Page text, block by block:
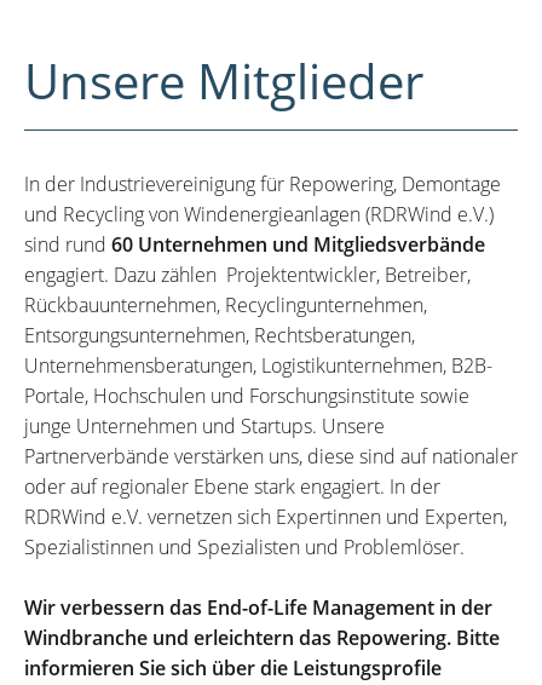
Unsere Mitglieder
In der Industrievereinigung für Repowering, Demontage
und Recycling von Windenergieanlagen (RDRWind e.V.)
sind rund 60 Unternehmen und Mitgliedsverbände
engagiert. Dazu zählen Projektentwickler, Betreiber,
Rückbauunternehmen, Recyclingunternehmen,
Entsorgungsunternehmen, Rechtsberatungen,
Unternehmensberatungen, Logistikunternehmen, B2B-
Portale, Hochschulen und Forschungsinstitute sowie
junge Unternehmen und Startups. Unsere
Partnerverbände verstärken uns, diese sind auf nationaler
oder auf regionaler Ebene stark engagiert. In der
RDRWind e.V. vernetzen sich Expertinnen und Experten,
Spezialistinnen und Spezialisten und Problemlöser.
Wir verbessern das End-of-Life Management in der
Windbranche und erleichtern das Repowering. Bitte
informieren Sie sich über die Leistungsprofile